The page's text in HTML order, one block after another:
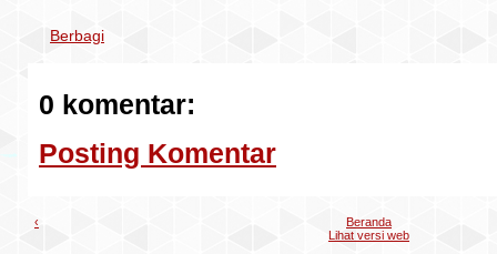
Berbagi
0 komentar:
Posting Komentar
‹
Beranda
Lihat versi web